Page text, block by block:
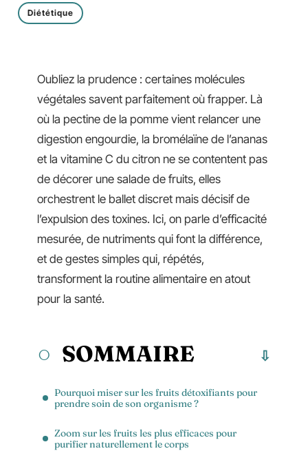
Diététique
Oubliez la prudence : certaines molécules
végétales savent parfaitement où frapper. Là
où la pectine de la pomme vient relancer une
digestion engourdie, la bromélaïne de l’ananas
et la vitamine C du citron ne se contentent pas
de décorer une salade de fruits, elles
orchestrent le ballet discret mais décisif de
l’expulsion des toxines. Ici, on parle d’efficacité
mesurée, de nutriments qui font la différence,
et de gestes simples qui, répétés,
transforment la routine alimentaire en atout
pour la santé.
SOMMAIRE
Pourquoi miser sur les fruits détoxifiants pour
prendre soin de son organisme ?
Zoom sur les fruits les plus efficaces pour
purifier naturellement le corps